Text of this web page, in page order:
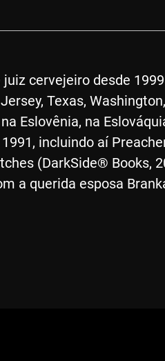
cervejeiro desde
Texas,
Eslovênia, na
incluindo aí
(DarkSide® Books,
a querida esposa